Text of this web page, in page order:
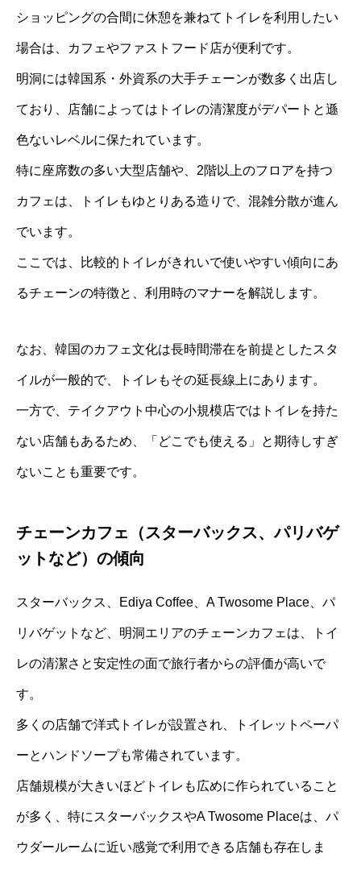
ショッピングの合間に休憩を兼ねてトイレを利用したい
場合は、カフェやファストフード店が便利です。
明洞には韓国系・外資系の大手チェーンが数多く出店し
ており、店舗によってはトイレの清潔度がデパートと遜
色ないレベルに保たれています。
特に座席数の多い大型店舗や、2階以上のフロアを持つ
カフェは、トイレもゆとりある造りで、混雑分散が進ん
でいます。
ここでは、比較的トイレがきれいで使いやすい傾向にあ
るチェーンの特徴と、利用時のマナーを解説します。
なお、韓国のカフェ文化は長時間滞在を前提としたスタ
イルが一般的で、トイレもその延長線上にあります。
一方で、テイクアウト中心の小規模店ではトイレを持た
ない店舗もあるため、「どこでも使える」と期待しすぎ
ないことも重要です。
チェーンカフェ（スターバックス、パリバゲ
ットなど）の傾向
スターバックス、Ediya Coffee、A Twosome Place、パ
リバゲットなど、明洞エリアのチェーンカフェは、トイ
レの清潔さと安定性の面で旅行者からの評価が高いで
す。
多くの店舗で洋式トイレが設置され、トイレットペーパ
ーとハンドソープも常備されています。
店舗規模が大きいほどトイレも広めに作られていること
が多く、特にスターバックスやA Twosome Placeは、パ
ウダールームに近い感覚で利用できる店舗も存在しま